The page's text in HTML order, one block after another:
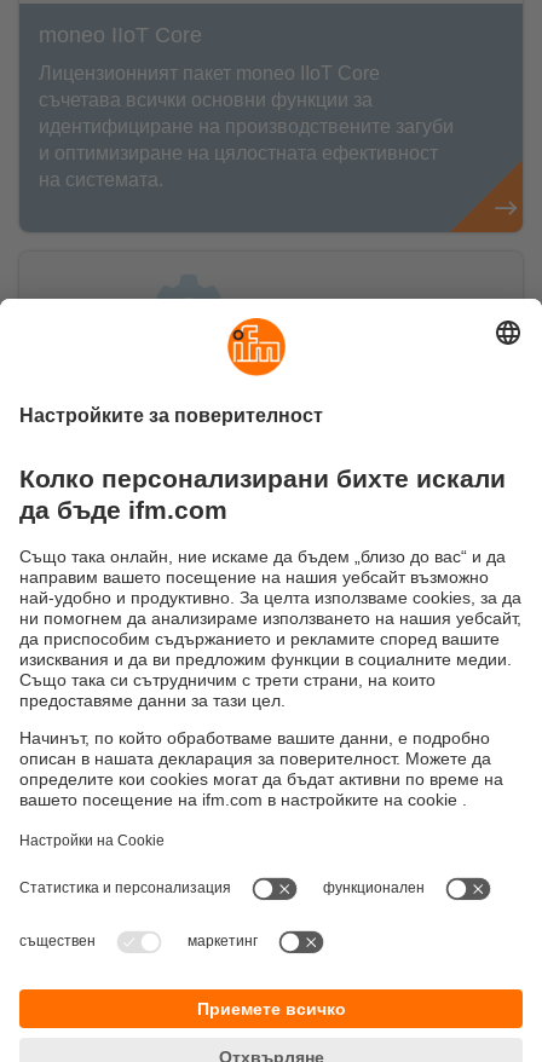
moneo IIoT Core
Лицензионният пакет moneo IIoT Core
съчетава всички основни функции за
идентифициране на производствените загуби
и оптимизиране на цялостната ефективност
на системата.
moneo IIoT Insights
Добавката moneo IIoT Insights включва
интелигентни функции с изкуствен интелект за
оптимизиране на процеси, вериги за доставки
и сигурност.
Устойчивост
Общи условия
Декларация за поверителност
Responsible Disclosure
ifm electronic eood
Етаж 4, Офис 17